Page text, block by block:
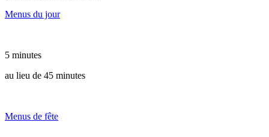
Menus du jour
5 minutes
au lieu de 45 minutes
Menus de fête